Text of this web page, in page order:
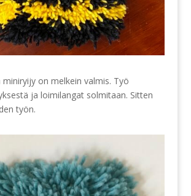
miniryijy on melkein valmis. Työ
ja loimilangat solmitaan. Sitten
työn.